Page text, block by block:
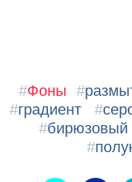
#Фоны #
#градиент #
#бирюзовый
#